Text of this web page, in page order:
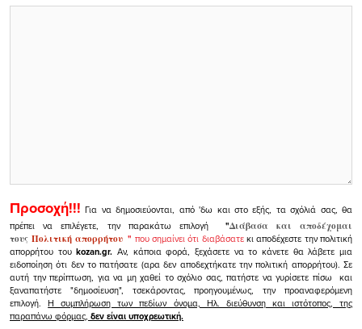
Προσοχή!!! Για να δημοσιεύονται, από 'δω και στο εξής, τα σχόλιά σας, θα
πρέπει να επιλέγετε, την παρακάτω επιλογή
"Διάβασα και αποδέχομαι
τουςΠολιτική απορρήτου" που σημαίνει ότι διαβάσατεκι αποδέχεστε την πολιτική
απορρήτου τουkozan.gr. Αν, κάποια φορά, ξεχάσετε να το κάνετε θα λάβετε μια
ειδοποίηση ότι δεν το πατήσατε (αρα δεν αποδεχτήκατε την πολιτική απορρήτου). Σε
αυτή την περίπτωση, για να μη χαθεί το σχόλιο σας, πατήστε να γυρίσετε πίσω και
ξαναπατήστε "δημοσίευση", τσεκάροντας, προηγουμένως, την προαναφερόμενη
επιλογή.Η συμπλήρωση των πεδίων όνομα, Ηλ. διεύθυνση και ιστότοπος, της
παραπάνω φόρμας, δεν είναι υποχρεωτική.